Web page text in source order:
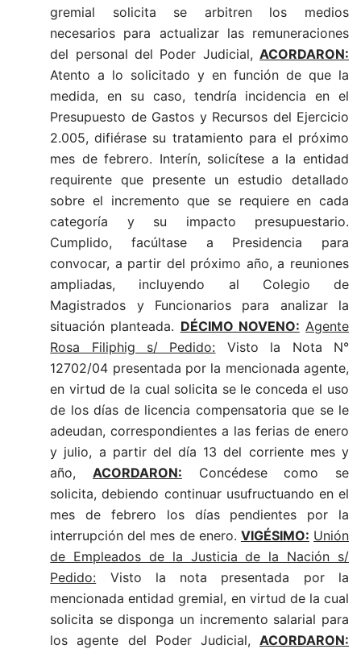
gremial solicita se arbitren los medios
necesarios para actualizar las remuneraciones
del personal del Poder Judicial, ACORDARON:
Atento a lo solicitado y en función de que la
medida, en su caso, tendría incidencia en el
Presupuesto de Gastos y Recursos del Ejercicio
2.005, difiérase su tratamiento para el próximo
mes de febrero. Interín, solicítese a la entidad
requirente que presente un estudio detallado
sobre el incremento que se requiere en cada
categoría y su impacto presupuestario.
Cumplido, facúltase a Presidencia para
convocar, a partir del próximo año, a reuniones
ampliadas, incluyendo al Colegio de
Magistrados y Funcionarios para analizar la
situación planteada. DÉCIMO NOVENO: Agente
Rosa Filiphig s/ Pedido: Visto la Nota N°
12702/04 presentada por la mencionada agente,
en virtud de la cual solicita se le conceda el uso
de los días de licencia compensatoria que se le
adeudan, correspondientes a las ferias de enero
y julio, a partir del día 13 del corriente mes y
año, ACORDARON: Concédese como se
solicita, debiendo continuar usufructuando en el
mes de febrero los días pendientes por la
interrupción del mes de enero. VIGÉSIMO: Unión
de Empleados de la Justicia de la Nación s/
Pedido: Visto la nota presentada por la
mencionada entidad gremial, en virtud de la cual
solicita se disponga un incremento salarial para
los agente del Poder Judicial, ACORDARON: